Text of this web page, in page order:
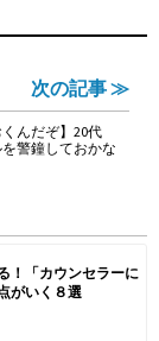
次の記事 ≫
くんだぞ】20代
警鐘しておかな
！「カウンセラーに
がいく８選